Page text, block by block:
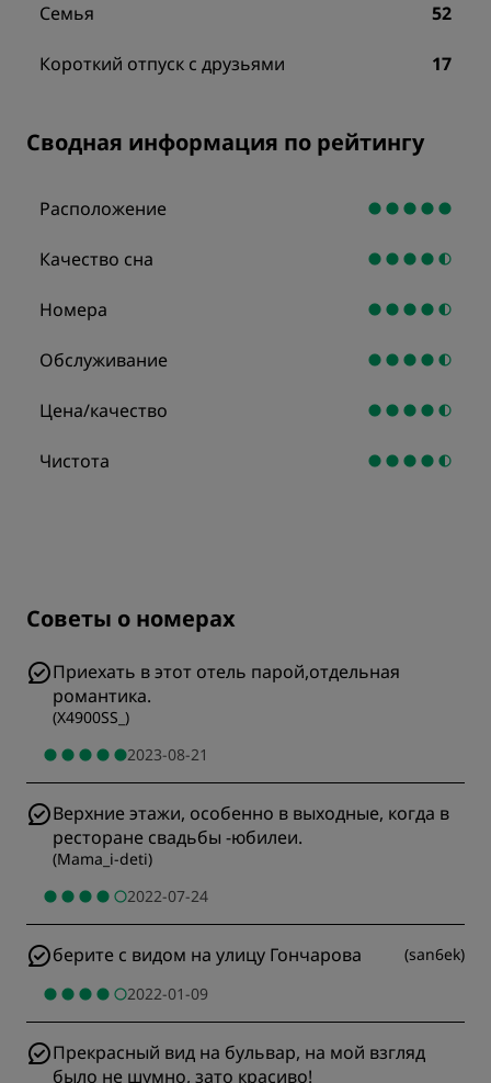
Семья 52
Короткий отпуск с друзьями 17
Сводная информация по рейтингу
Расположение
Качество сна
Номера
Обслуживание
Цена/качество
Чистота
Советы о номерах
Приехать в этот отель парой,отдельная
романтика.
(X4900SS_ )
2023-08-21
Верхние этажи, особенно в выходные, когда в
ресторане свадьбы -юбилеи.
(Mama_i-deti)
2022-07-24
берите с видом на улицу Гончарова (san6ek)
2022-01-09
Прекрасный вид на бульвар, на мой взгляд
было не шумно, зато красиво!